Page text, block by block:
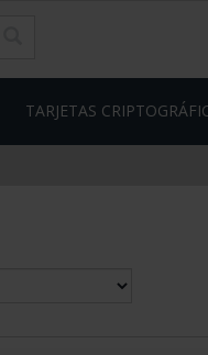
TARJETAS